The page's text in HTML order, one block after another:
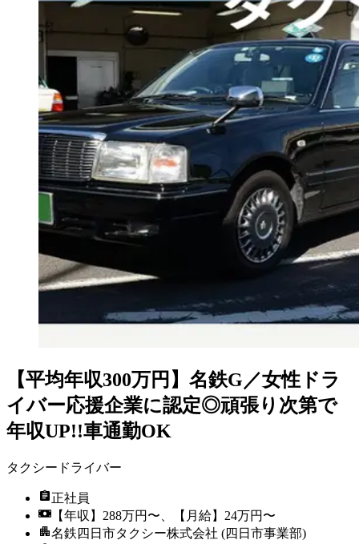
【平均年収300万円】名鉄G／女性ドラ
イバー応援企業に認定◎頑張り次第で
年収UP!!車通勤OK
タクシードライバー
正社員
【年収】288万円〜、【月給】24万円〜
名鉄四日市タクシー株式会社 (四日市事業部)